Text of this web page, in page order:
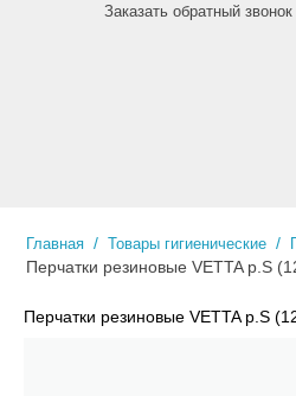
Заказать обратный звонок
Главная / Товары гигиенические /
Перчатки резиновые VETTA р.S
Перчатки резиновые VETTA р.S